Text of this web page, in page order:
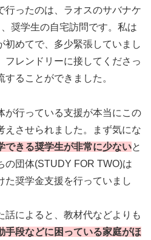
行ったのは、ラオスのサバナケ
奨学生の自宅訪問です。私は
初めてで、多少緊張していまし
フレンドリーに接してくださっ
ることができました。
が行っている支援が本当にこの
えさせられました。まず気にな
できる奨学生が非常に少ないと
の団体(STUDY FOR TWO)は
た奨学金支援を行っていまし
話によると、教材代などよりも
手段などに困っている家庭がほ